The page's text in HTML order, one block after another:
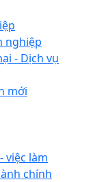
nghiệp
- Dịch vụ
mới
việc làm
chính